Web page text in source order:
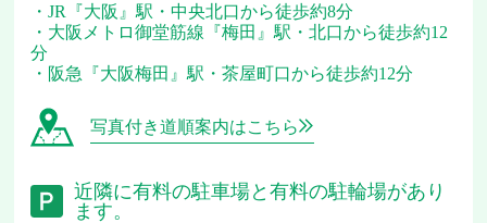
JR『大阪』駅・中央北口から徒歩約8分
大阪メトロ御堂筋線『梅田』駅・北口から徒歩約12
分
阪急『大阪梅田』駅・茶屋町口から徒歩約12分
写真付き道順案内はこちら
近隣に有料の駐車場と有料の駐輪場があり
ます。